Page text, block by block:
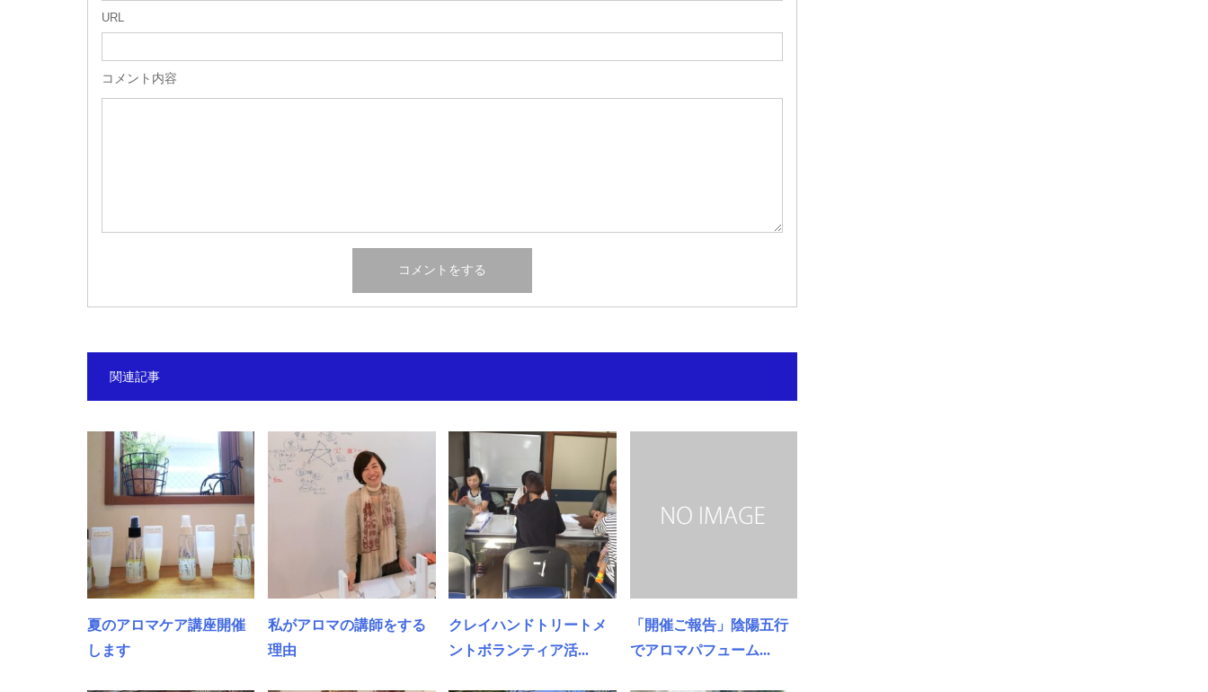
URL
コメント内容
関連記事
夏のアロマケア講座開催
します
私がアロマの講師をする
理由
クレイハンドトリートメ
ントボランティア活...
「開催ご報告」陰陽五行
でアロマパフューム...